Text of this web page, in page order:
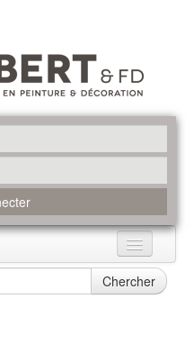
Chercher